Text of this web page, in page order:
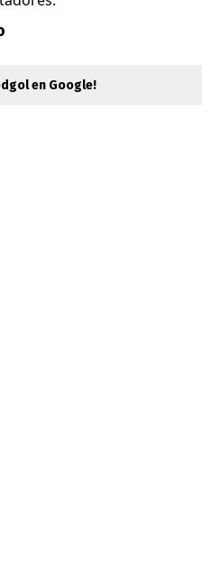
en Google!